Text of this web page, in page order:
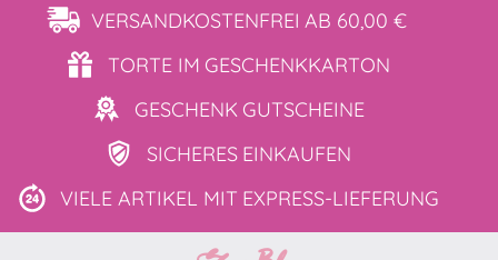
VERSANDKOSTENFREI AB 60,00 €
TORTE IM GESCHENKKARTON
GESCHENK GUTSCHEINE
SICHERES EINKAUFEN
VIELE ARTIKEL MIT EXPRESS-LIEFERUNG